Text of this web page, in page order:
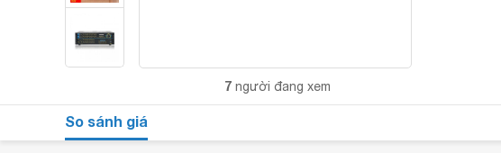
7 người đang xem
So sánh giá